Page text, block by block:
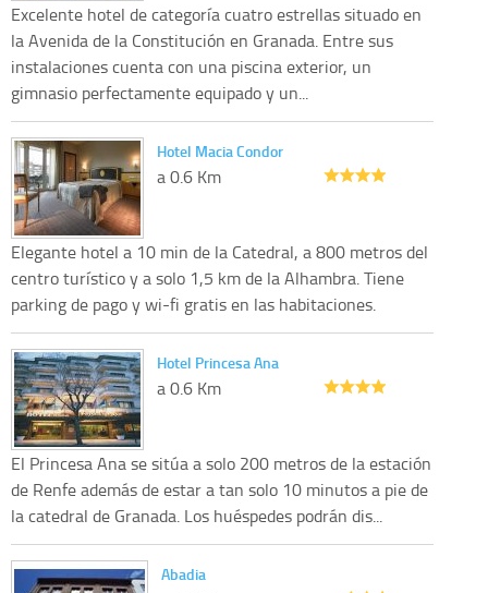
Excelente hotel de categoría cuatro estrellas situado en
la Avenida de la Constitución en Granada. Entre sus
instalaciones cuenta con una piscina exterior, un
gimnasio perfectamente equipado y un...
Hotel Macia Condor
a 0.6 Km
Elegante hotel a 10 min de la Catedral, a 800 metros del
centro turístico y a solo 1,5 km de la Alhambra. Tiene
parking de pago y wi-fi gratis en las habitaciones.
Hotel Princesa Ana
a 0.6 Km
El Princesa Ana se sitúa a solo 200 metros de la estación
de Renfe además de estar a tan solo 10 minutos a pie de
la catedral de Granada. Los huéspedes podrán dis...
Abadia